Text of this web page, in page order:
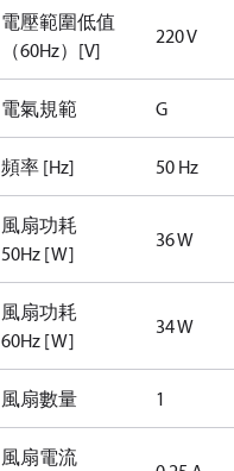
電壓範圍低值
（60Hz）[V]
220 V
電氣規範 G
頻率 [Hz] 50 Hz
風扇功耗
50Hz [W]
36 W
風扇功耗
60Hz [W]
34 W
風扇數量 1
風扇電流